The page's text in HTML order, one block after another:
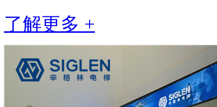
了解更多 +